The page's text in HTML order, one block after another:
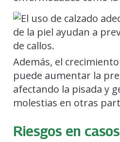
Además, el
puede aumentar la
afectando la pisada y
molestias en otras
Riesgos en